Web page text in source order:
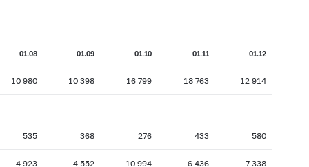
01.08 01.09 01.10 01.11 01.12
10 980 10 398 16 799 18 763 12 914
535 368 276 433 580
4 923 4 552 10 994 6 436 7 338